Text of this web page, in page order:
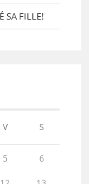
SA FILLE!
V S
5 6